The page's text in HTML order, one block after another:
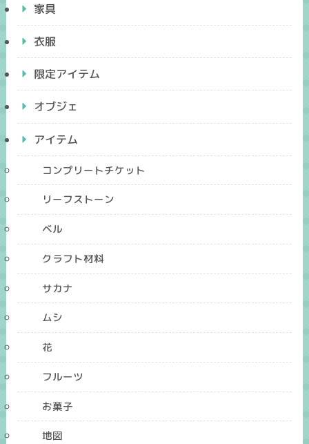
家具
衣服
限定アイテム
オブジェ
アイテム
コンプリートチケット
リーフストーン
ベル
クラフト材料
サカナ
ムシ
花
フルーツ
お菓子
地図